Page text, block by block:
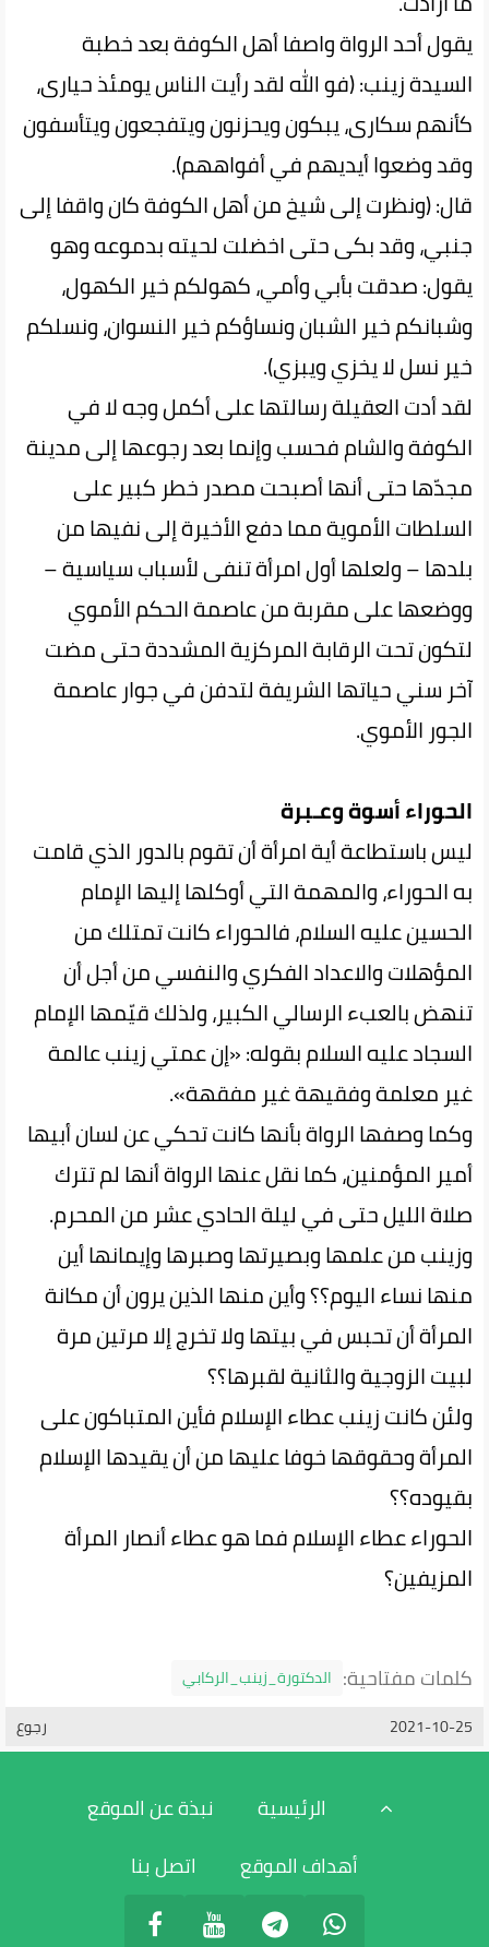
يقول أحد الرواة واصفا أهل الكوفة بعد خطبة
السيدة زينب: (فو الله لقد رأيت الناس يومئذ حيارى،
كأنهم سكارى، يبكون ويحزنون ويتفجعون ويتأسفون
وقد وضعوا أيديهم في أفواههم).
قال: (ونظرت إلى شيخ من أهل الكوفة كان واقفا إلى
جنبي، وقد بكى حتى اخضلت لحيته بدموعه وهو
يقول: صدقت بأبي وأمي، كهولكم خير الكهول،
وشبانكم خير الشبان ونساؤكم خير النسوان، ونسلكم
خير نسل لا يخزي ويبزي).
لقد أدت العقيلة رسالتها على أكمل وجه لا في
الكوفة والشام فحسب وإنما بعد رجوعها إلى مدينة
مجدّها حتى أنها أصبحت مصدر خطر كبير على
السلطات الأموية مما دفع الأخيرة إلى نفيها من
بلدها – ولعلها أول امرأة تنفى لأسباب سياسية –
ووضعها على مقربة من عاصمة الحكم الأموي
لتكون تحت الرقابة المركزية المشددة حتى مضت
آخر سني حياتها الشريفة لتدفن في جوار عاصمة
الجور الأموي.
الحوراء أسوة وعـبرة
ليس باستطاعة أية امرأة أن تقوم بالدور الذي قامت
به الحوراء، والمهمة التي أوكلها إليها الإمام
الحسين عليه السلام، فالحوراء كانت تمتلك من
المؤهلات والاعداد الفكري والنفسي من أجل أن
تنهض بالعبء الرسالي الكبير، ولذلك قيّمها الإمام
السجاد عليه السلام بقوله: «إن عمتي زينب عالمة
غير معلمة وفقيهة غير مفقهة».
وكما وصفها الرواة بأنها كانت تحكي عن لسان أبيها
أمير المؤمنين، كما نقل عنها الرواة أنها لم تترك
صلاة الليل حتى في ليلة الحادي عشر من المحرم.
وزينب من علمها وبصيرتها وصبرها وإيمانها أين
منها نساء اليوم؟؟ وأين منها الذين يرون أن مكانة
المرأة أن تحبس في بيتها ولا تخرج إلا مرتين مرة
لبيت الزوجية والثانية لقبرها؟؟
ولئن كانت زينب عطاء الإسلام فأين المتباكون على
المرأة وحقوقها خوفا عليها من أن يقيدها الإسلام
بقيوده؟؟
الحوراء عطاء الإسلام فما هو عطاء أنصار المرأة
المزيفين؟
كلمات مفتاحية: الدكتورة_زينب_الركابي
رجوع
2021-10-25
الرئيسية
نبذة عن الموقع
أهداف الموقع
اتصل بنا